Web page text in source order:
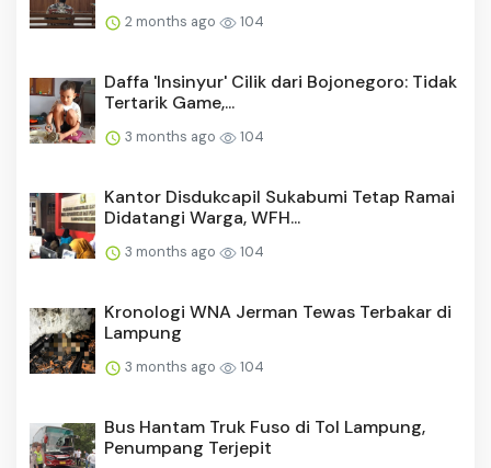
2 months ago 104
Daffa 'Insinyur' Cilik dari Bojonegoro: Tidak
Tertarik Game,...
3 months ago 104
Kantor Disdukcapil Sukabumi Tetap Ramai
Didatangi Warga, WFH...
3 months ago 104
Kronologi WNA Jerman Tewas Terbakar di
Lampung
3 months ago 104
Bus Hantam Truk Fuso di Tol Lampung,
Penumpang Terjepit